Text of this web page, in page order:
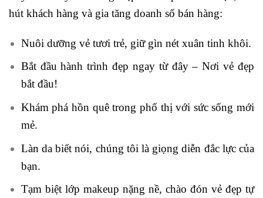
hút khách hàng và gia tăng doanh số bán hàng:
Nuôi dưỡng vẻ tươi trẻ, giữ gìn nét xuân tinh khôi.
Bắt đầu hành trình đẹp ngay từ đây – Nơi vẻ đẹp
bắt đầu!
Khám phá hồn quê trong phố thị với sức sống mới
mẻ.
Làn da biết nói, chúng tôi là giọng diễn đắc lực của
bạn.
Tạm biệt lớp makeup nặng nề, chào đón vẻ đẹp tự